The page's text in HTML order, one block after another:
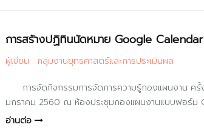
การสร้างปฏิทินนัดหมาย Google Calendar
ผู้เขียน : กลุ่มงานยุทธศาสตร์และการประเมินผล
การจัดกิจกรรมการจัดการความรู้กองแผนงาน ค
มกราคม 2560 ณ ห้องประชุมกองแผนงานแบบฟอร์ม
อ่านต่อ